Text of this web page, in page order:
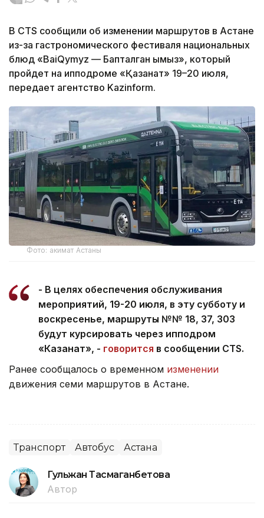
В CTS сообщили об изменении маршрутов в Астане
из-за гастрономического фестиваля национальных
блюд «BaiQymyz — Бапталган қымыз», который
пройдет на ипподроме «Қазанат» 19–20 июля,
передает агентство Kazinform.
Фото: акимат Астаны
- В целях обеспечения обслуживания
мероприятий, 19-20 июля, в эту субботу и
воскресенье, маршруты №№ 18, 37, 303
будут курсировать через ипподром
«Казанат», - говорится в сообщении CTS.
Ранее сообщалось о временном изменении
движения семи маршрутов в Астане.
Транспорт Автобус Астана
Гульжан Тасмаганбетова
Автор